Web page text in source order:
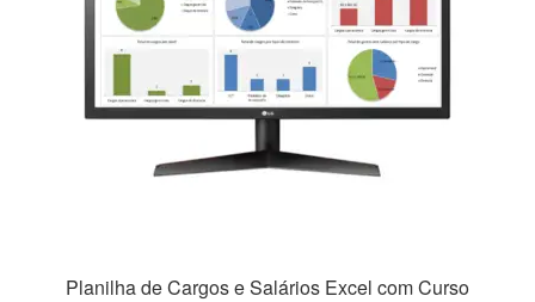
Planilha de Cargos e Salários Excel com Curso